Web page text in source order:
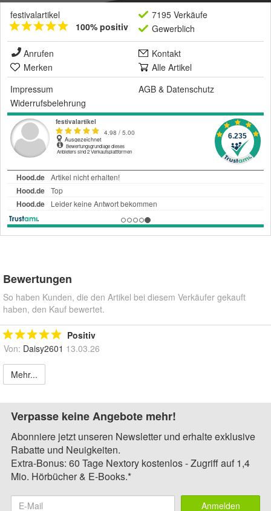
festivalartikel
100% positiv
7195 Verkäufe
Gewerblich
Anrufen
Kontakt
Merken
Alle Artikel
Impressum
AGB & Datenschutz
Widerrufsbelehrung
Bewertungen
So haben Kunden, die den Artikel bei diesem Verkäufer gekauft
haben, den Kauf bewertet.
Positiv
Von: Daisy2601 13.03.26
Mehr...
Verpasse keine Angebote mehr!
Abonniere jetzt unseren Newsletter und erhalte exklusive
Rabatte und Neuigkeiten.
Extra-Bonus: 60 Tage Nextory kostenlos - Zugriff auf 1,4
Mio. Hörbücher & E-Books.*
Anmelden